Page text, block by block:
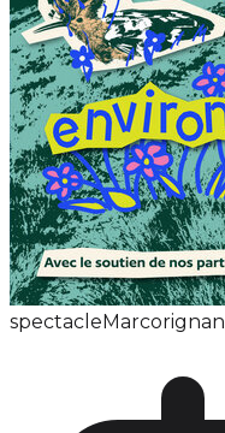
spectacleMarcorignan